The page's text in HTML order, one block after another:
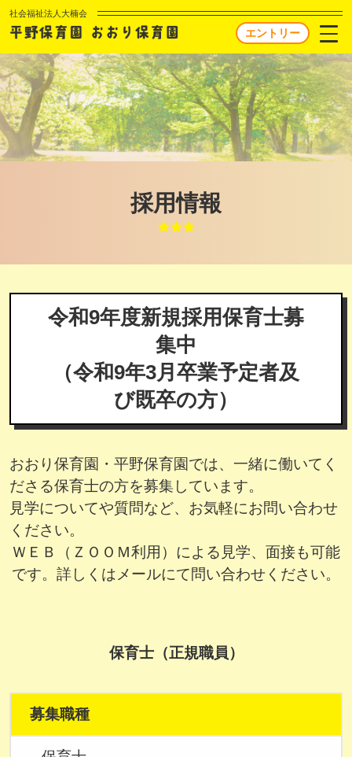
社会福祉法人大楠会
エントリー
採用情報
令和9年度新規採用保育士募
集中
（令和9年3月卒業予定者及
び既卒の方）
おおり保育園・平野保育園では、一緒に働いてく
ださる保育士の方を募集しています。
見学についてや質問など、お気軽にお問い合わせ
ください。
ＷＥＢ（ＺＯＯＭ利用）による見学、面接も可能
です。詳しくはメールにて問い合わせください。
保育士（正規職員）
募集職種